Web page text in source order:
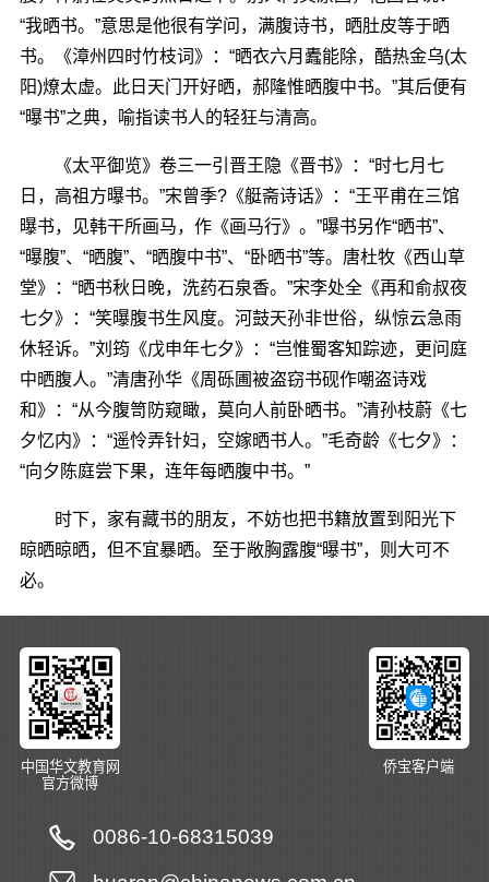
“我晒书。”意思是他很有学问，满腹诗书，晒肚皮等于晒
书。《漳州四时竹枝词》：“晒衣六月蠹能除，酷热金乌(太
阳)燎太虚。此日天门开好晒，郝隆惟晒腹中书。”其后便有
“曝书”之典，喻指读书人的轻狂与清高。
《太平御览》卷三一引晋王隐《晋书》：“时七月七
日，高祖方曝书。”宋曾季?《艇斋诗话》：“王平甫在三馆
曝书，见韩干所画马，作《画马行》。”曝书另作“晒书”、
“曝腹”、“晒腹”、“晒腹中书”、“卧晒书”等。唐杜牧《西山草
堂》：“晒书秋日晚，洗药石泉香。”宋李处全《再和俞叔夜
七夕》：“笑曝腹书生风度。河鼓天孙非世俗，纵惊云急雨
休轻诉。”刘筠《戊申年七夕》：“岂惟蜀客知踪迹，更问庭
中晒腹人。”清唐孙华《周砾圃被盗窃书砚作嘲盗诗戏
和》：“从今腹笥防窥瞰，莫向人前卧晒书。”清孙枝蔚《七
夕忆内》：“遥怜弄针妇，空嫁晒书人。”毛奇龄《七夕》：
“向夕陈庭尝下果，连年每晒腹中书。”
时下，家有藏书的朋友，不妨也把书籍放置到阳光下
晾晒晾晒，但不宜暴晒。至于敞胸露腹“曝书”，则大可不
必。
中国华文教育网
官方微博
侨宝客户端
0086-10-68315039